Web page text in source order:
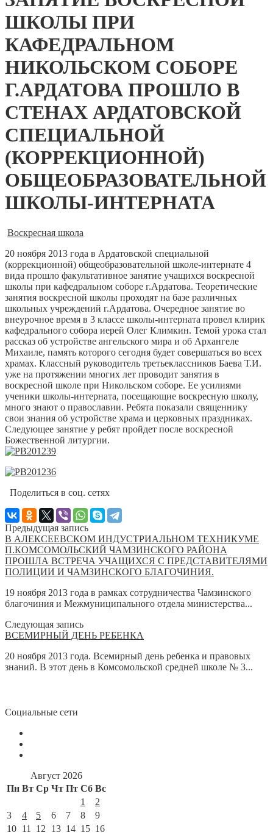
ШКОЛЫ ПРИ
КАФЕДРАЛЬНОМ
НИКОЛЬСКОМ СОБОРЕ
Г.АРДАТОВА ПРОШЛО В
СТЕНАХ АРДАТОВСКОЙ
СПЕЦИАЛЬНОЙ
(КОРРЕКЦИОННОЙ)
ОБЩЕОБРАЗОВАТЕЛЬНОЙ
ШКОЛЫ-ИНТЕРНАТА
Воскресная школа
20 ноября 2013 года в Ардатовской специальной
(коррекционной) общеобразовательной школе-интернате 4
вида прошло факультативное занятие учащихся воскресной
школы при кафедральном соборе г.Ардатова. Теоретические
занятия воскресной школы проходят на базе различных
школьных учреждений г.Ардатова. Очередное занятие во
внеурочное время в 3 классе школы-интерната провел клирик
кафедрального собора иерей Олег Климкин. Темой урока стал
рассказ об устройстве ангельского мира и об Архангеле
Михаиле, память которого сегодня будет совершаться во всех
храмах. Классный руководитель третьеклассников Баева Т.И.
уже на протяжении многих лет проводит занятия в
воскресной школе при Никольском соборе. Ее усилиями
ученики школы-интерната, посещающие воскресную школу,
много знают о православии. Ребята показали священнику
свои знания об устройстве храма и церковных праздниках.
Следующее занятие у ребят пройдет после воскресной
Божественной литургии.
Поделиться в соц. сетях
Предыдущая запись
В АЛЕКСЕЕВСКОМ ИНДУСТРИАЛЬНОМ ТЕХНИКУМЕ
П.КОМСОМОЛЬСКИЙ ЧАМЗИНСКОГО РАЙОНА
ПРОШЛА ВСТРЕЧА УЧАЩИХСЯ С ПРЕДСТАВИТЕЛЯМИ
ПОЛИЦИИ И ЧАМЗИНСКОГО БЛАГОЧИНИЯ.
19 ноября 2013 года в рамках сотрудничества Чамзинского
благочиния и Межмуниципального отдела министерства...
Следующая запись
ВСЕМИРНЫЙ ДЕНЬ РЕБЕНКА
20 ноября 2013 года. Всемирный день ребенка и правовых
знаний. В этот день в Комсомольской средней школе № 3...
Социальные сети
Август 2026
Пн Вт Ср Чт Пт Сб Вс
1
2
3
4 5 6 7 8
9
10 11 12 13 14 15 16